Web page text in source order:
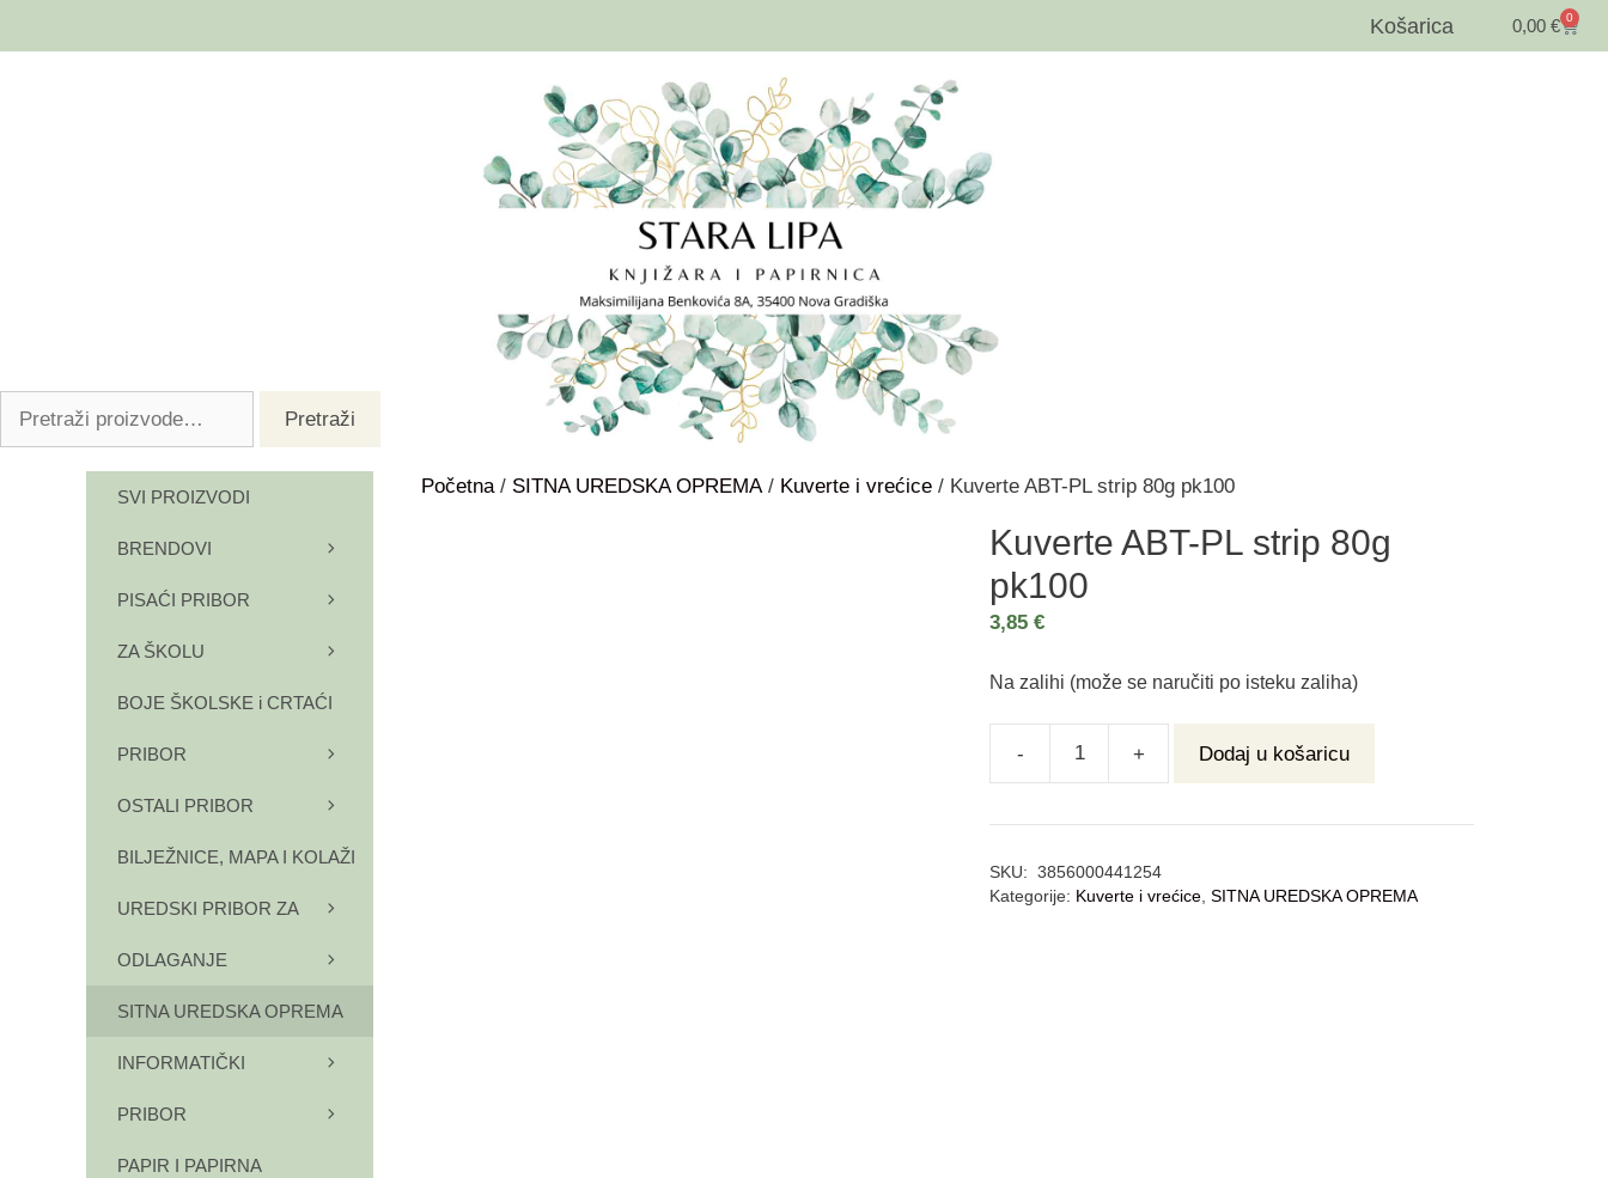
Košarica 0,00€ 0
Pretraži
Početna/ SITNA UREDSKA OPREMA/ Kuverte i vrećice / Kuverte ABT-PL strip 80g pk100
Kuverte ABT-PL strip 80g
pk100
3,85€
Na zalihi (može se naručiti po isteku zaliha)
- + Dodaj u košaricu
SKU: 3856000441254
Kategorije: Kuverte i vrećice,SITNA UREDSKA OPREMA
SVI PROIZVODI
BRENDOVI
PISAĆI PRIBOR
ZA ŠKOLU
BOJE ŠKOLSKE i CRTAĆI
PRIBOR
OSTALI PRIBOR
BILJEŽNICE, MAPA I KOLAŽI
UREDSKI PRIBOR ZA
ODLAGANJE
SITNA UREDSKA OPREMA
INFORMATIČKI
PRIBOR
PAPIR I PAPIRNA